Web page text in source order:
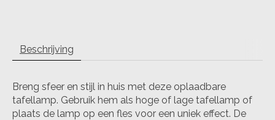
Beschrijving
Breng sfeer en stijl in huis met deze oplaadbare
tafellamp. Gebruik hem als hoge of lage tafellamp of
plaats de lamp op een fles voor een uniek effect. De